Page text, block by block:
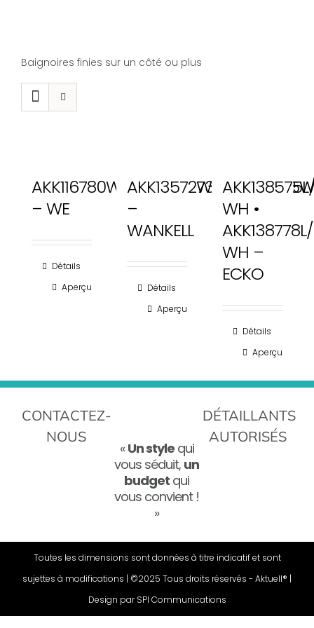
Baignoires finies sur un côté ou plus
AKK116780WH/AKK116573WH
– WE
Détails
Aperçu
AKK13572WH/
–
WANKELL
Détails
Aperçu
WH •
WH –
ECKO
Détails
Aperçu
CONTACTEZ-
NOUS
« Un stylequi
vous séduit, un
budget qui
vous convient !
»
DÉTAILLANTS
AUTORISÉS
Toutes les dimensions sont données à titre indicatif et sont
sujettes à modifications | ©2025 Tous droits réservés - Aktuell® |
Design parSPI Communications